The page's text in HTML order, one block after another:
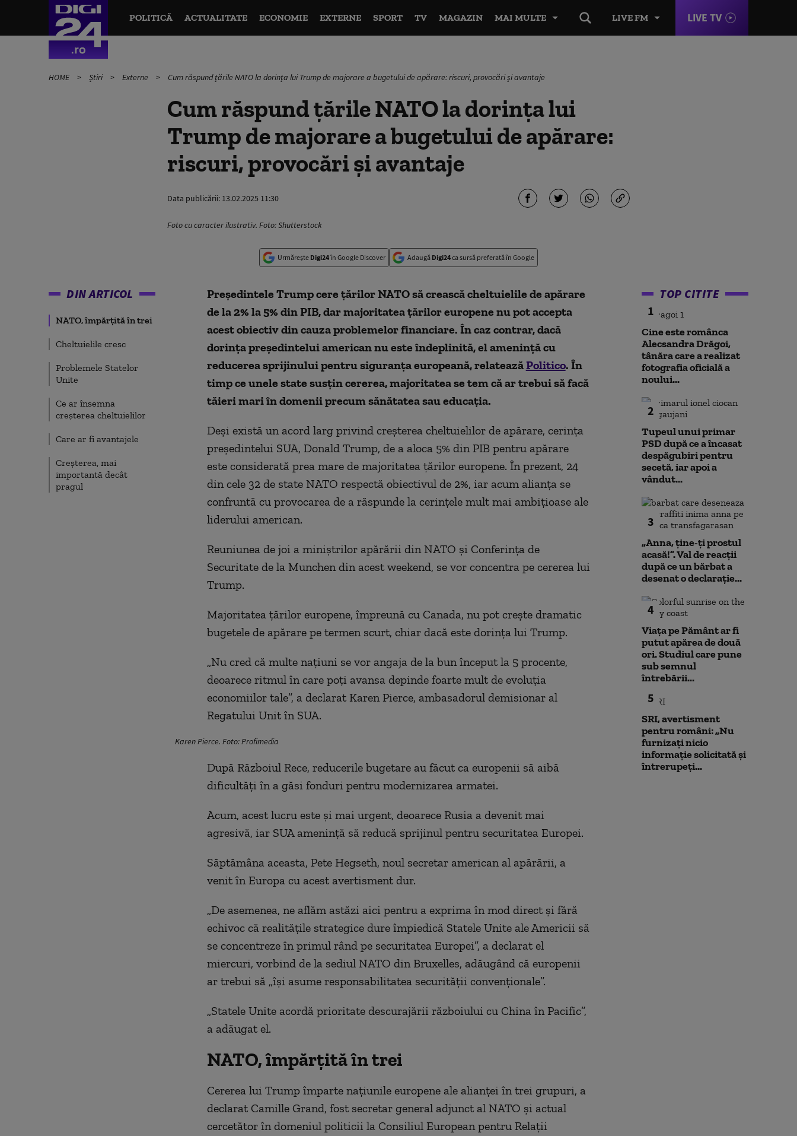
LIVE FM LIVE TV
POLITICĂ ACTUALITATE ECONOMIE EXTERNE SPORT TV MAGAZIN MAI MULTE
HOME Știri Externe Cum răspund țările NATO la dorința lui Trump de majorare a bugetului de apărare: riscuri, provocări și avantaje
Cum răspund țările NATO la dorința lui
Trump de majorare a bugetului de apărare:
riscuri, provocări și avantaje
Data publicării: 13.02.2025 11:30
Foto cu caracter ilustrativ. Foto: Shutterstock
Urmărește Digi24în Google Discover Adaugă Digi24ca sursă preferată în Google
DIN ARTICOL
NATO, împărțită în trei
Cheltuielile cresc
Problemele Statelor
Unite
Ce ar însemna
creșterea cheltuielilor
Care ar fi avantajele
Creșterea, mai
importantă decât
pragul
Președintele Trump cere țărilor NATO să crească cheltuielile de apărare
de la 2% la 5% din PIB, dar majoritatea țărilor europene nu pot accepta
acest obiectiv din cauza problemelor financiare. În caz contrar, dacă
dorința președintelui american nu este îndeplinită, el amenință cu
reducerea sprijinului pentru siguranța europeană, relateazăPolitico. În
timp ce unele state susțin cererea, majoritatea se tem că ar trebui să facă
tăieri mari în domenii precum sănătatea sau educația.
Deși există un acord larg privind creșterea cheltuielilor de apărare, cerința
președintelui SUA, Donald Trump, de a aloca 5% din PIB pentru apărare
este considerată prea mare de majoritatea țărilor europene. În prezent, 24
din cele 32 de state NATO respectă obiectivul de 2%, iar acum alianța se
confruntă cu provocarea de a răspunde la cerințele mult mai ambițioase ale
liderului american.
Reuniunea de joi a miniștrilor apărării din NATO și Conferința de
Securitate de la Munchen din acest weekend, se vor concentra pe cererea lui
Trump.
Majoritatea țărilor europene, împreună cu Canada, nu pot crește dramatic
bugetele de apărare pe termen scurt, chiar dacă este dorința lui Trump.
„Nu cred că multe națiuni se vor angaja de la bun început la 5 procente,
deoarece ritmul în care poți avansa depinde foarte mult de evoluția
economiilor tale”, a declarat Karen Pierce, ambasadorul demisionar al
Regatului Unit în SUA.
Karen Pierce. Foto: Profimedia
După Războiul Rece, reducerile bugetare au făcut ca europenii să aibă
dificultăți în a găsi fonduri pentru modernizarea armatei.
Acum, acest lucru este și mai urgent, deoarece Rusia a devenit mai
agresivă, iar SUA amenință să reducă sprijinul pentru securitatea Europei.
Săptămâna aceasta, Pete Hegseth, noul secretar american al apărării, a
venit în Europa cu acest avertisment dur.
„De asemenea, ne aflăm astăzi aici pentru a exprima în mod direct și fără
echivoc că realitățile strategice dure împiedică Statele Unite ale Americii să
se concentreze în primul rând pe securitatea Europei”, a declarat el
miercuri, vorbind de la sediul NATO din Bruxelles, adăugând că europenii
ar trebui să „își asume responsabilitatea securității convenționale”.
„Statele Unite acordă prioritate descurajării războiului cu China în Pacific”,
a adăugat el.
NATO, împărțită în trei
Cererea lui Trump împarte națiunile europene ale alianței în trei grupuri, a
declarat Camille Grand, fost secretar general adjunct al NATO și actual
cercetător în domeniul politicii la Consiliul European pentru Relații
TOP CITITE
1
Cine este românca
Alecsandra Drăgoi,
tânăra care a realizat
fotografia oficială a
noului...
2
Tupeul unui primar
PSD după ce a încasat
despăgubiri pentru
secetă, iar apoi a
vândut...
3
„Anna, ţine-ţi prostul
acasă!”. Val de reacții
după ce un bărbat a
desenat o declarație...
4
Viața pe Pământ ar fi
putut apărea de două
ori. Studiul care pune
sub semnul
întrebării...
5
SRI, avertisment
pentru români: „Nu
furnizați nicio
informație solicitată și
întrerupeți...